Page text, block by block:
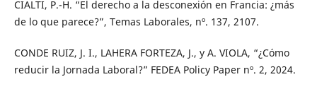
CIALTI, P.-H. “El derecho a la desconexión en Francia: ¿más
de lo que parece?”, Temas Laborales, nº. 137, 2107.
CONDE RUIZ, J. I., LAHERA FORTEZA, J., y A. VIOLA, “¿Cómo
reducir la Jornada Laboral?” FEDEA Policy Paper nº. 2, 2024.